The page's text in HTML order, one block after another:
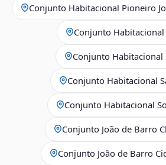
Conjunto Habitacional Pioneiro
Conjunto Habitacional
Conjunto Habitacional
Conjunto Habitacional
Conjunto Habitacional
Conjunto João de Barro
Conjunto João de Barro